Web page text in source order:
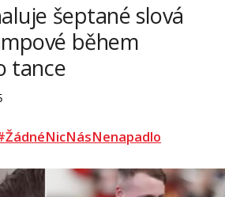
šeptané slová
během
tance